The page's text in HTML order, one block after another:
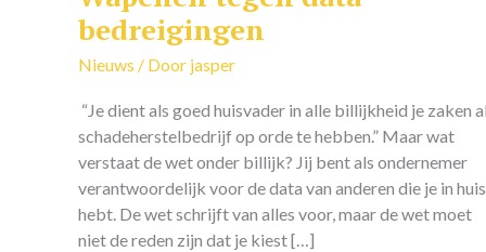
bedreigingen
Nieuws / Door jasper
“Je dient als goed huisvader in alle billijkheid je zaken
schadeherstelbedrijf op orde te hebben.” Maar wat
verstaat de wet onder billijk? Jij bent als ondernemer
verantwoordelijk voor de data van anderen die je in huis
hebt. De wet schrijft van alles voor, maar de wet moet
niet de reden zijn dat je kiest […]
tegen
data
bedreigingen